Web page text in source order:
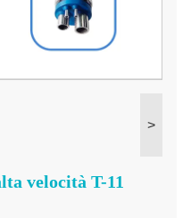
>
velocità T-11